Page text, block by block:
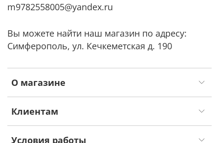
О магазине
Клиентам
Условия работы
m9782558005@yandex.ru
Вы можете найти наш магазин по адресу:
Симферополь, ул. Кечкеметская д. 190